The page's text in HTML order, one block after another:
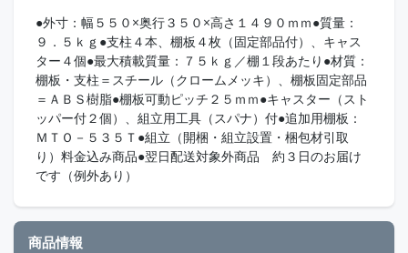
●外寸：幅５５０×奥行３５０×高さ１４９０ｍｍ●質量：
９．５ｋｇ●支柱４本、棚板４枚（固定部品付）、キャス
ター４個●最大積載質量：７５ｋｇ／棚１段あたり●材質：
棚板・支柱＝スチール（クロームメッキ）、棚板固定部品
＝ＡＢＳ樹脂●棚板可動ピッチ２５ｍｍ●キャスター（スト
ッパー付２個）、組立用工具（スパナ）付●追加用棚板：
ＭＴＯ－５３５Ｔ●組立（開梱・組立設置・梱包材引取
り）料金込み商品●翌日配送対象外商品 約３日のお届け
です（例外あり）
商品情報